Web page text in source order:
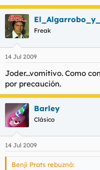
Freak
14 Jul 2009
Joder...vomitivo. Como
por precaución.
Barley
Clásico
14 Jul 2009
Benji Prats rebuznó: